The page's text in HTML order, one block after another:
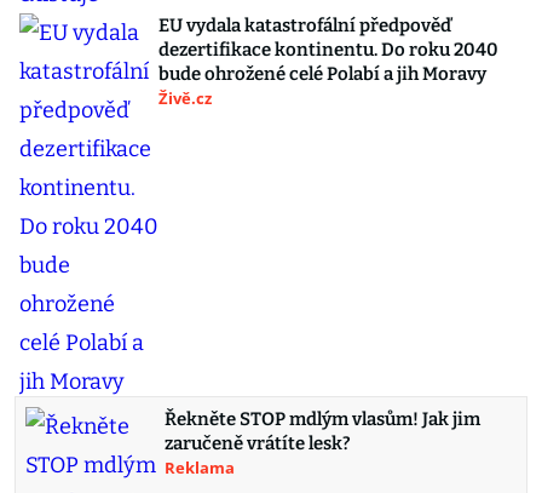
EU vydala katastrofální předpověď
dezertifikace kontinentu. Do roku 2040
bude ohrožené celé Polabí a jih Moravy
Živě.cz
Řekněte STOP mdlým vlasům! Jak jim
zaručeně vrátíte lesk?
Reklama